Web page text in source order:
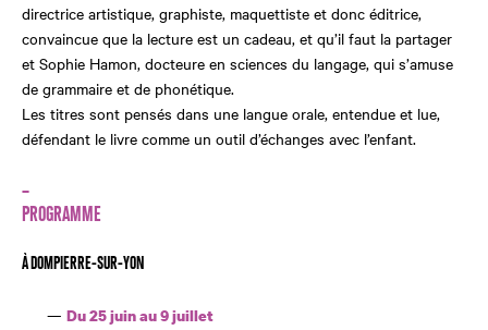
directrice artistique, graphiste, maquettiste et donc éditrice,
convaincue que la lecture est un cadeau, et qu’il faut la partager
et Sophie Hamon, docteure en sciences du langage, qui s’amuse
de grammaire et de phonétique.
Les titres sont pensés dans une langue orale, entendue et lue,
défendant le livre comme un outil d’échanges avec l’enfant.
–
PROGRAMME
À DOMPIERRE-SUR-YON
Du 25 juin au 9 juillet